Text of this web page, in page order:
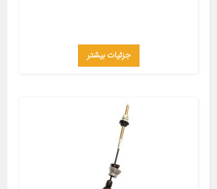
جزئیات بیشتر